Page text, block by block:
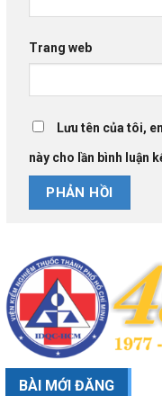
Trang web
Lưu tên của tôi,
này cho lần bình luận
BÀI MỚI ĐĂNG